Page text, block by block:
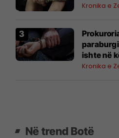
Kronika e
ishte në
Kronika e
Në trend Botë